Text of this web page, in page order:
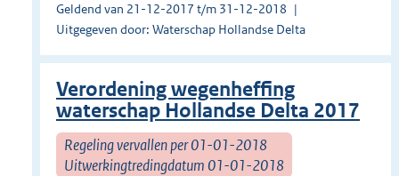
Geldend van 21-12-2017 t/m 31-12-2018
Uitgegeven door: Waterschap Hollandse Delta
Verordening wegenheffing
waterschap Hollandse Delta 2017
Regeling vervallen per 01-01-2018
Uitwerkingtredingdatum 01-01-2018